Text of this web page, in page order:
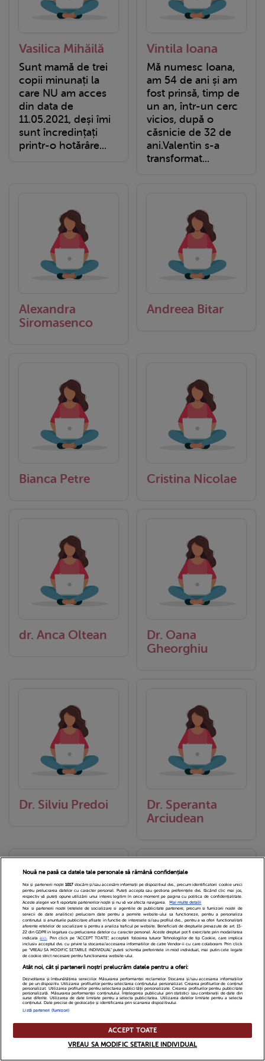
Vasilica Mihăilă
Sunt mamă de trei
copii minunați la
care NU am acces
din data de
11.05.2021, deși îmi
sunt încredințați
printr-o hotărâre...
Vintila Ioana
Mă numesc Ioana,
am 54 de ani și am
fost prinsă, timp de
un an, într-un cerc
vicios, după o
căsnicie de 32 de
ani.Valentin s-a
transformat...
Alexandra
Siromasenco
Andreea Bitar
Bianca Petre Cristina Nicolae
dr. Anca Oltean
Dr. Oana
Gheorghiu
Dr. Silviu Predoi
Dr. Speranta
Arciudean
Irina Burghelea Irina Ciobotaru
Nouă ne pasă ca datele tale personale să rămână confidențiale
Noi și partenerii noștri 1017stocăm și/sau accesăm informații pe dispozitivul dvs., precum identificatorii cookie unici
pentru prelucrarea datelor cu caracter personal. Puteți accepta sau gestiona preferințele dvs. făcând clic mai jos,
respectiv vă puteți opune utilizării unui interes legitim în orice moment pe pagina cu politica de confidențialitate.
Aceste alegeri vor fi raportate partenerilor noștri și nu vă vor afecta navigarea.
Mai multe detalii
Noi si partenerii nostri (retelele de socializare si agentiile de publicitate partenere, precum si furnizorii nostri de
servicii de date analitice) prelucram date pentru a permite website-ului sa functioneze, pentru a personaliza
continutul si anunturile publicitare afisate in functie de interesele si/sau profilul dvs., pentru a va oferi functionalitati
aferente retelelor de socializare si pentru a analiza traficul pe website. Beneficiati de drepturile prevazute de art. 15-
22 din GDPR in legatura cu prelucrarea datelor cu caracter personal. Aceste drepturi pot fi exercitate prin modalitatea
indicataaici. Prin click pe “ACCEPT TOATE”, acceptati folosirea tuturor Tehnologiilor de tip Cookie, care implica
inclusiv acceptul dvs. cu privire la stocarea/accesarea informatiilor de catre Vendor-ii cu care colaboram. Prin click
pe “VREAU SA MODIFIC SETARILE INDIVIDUAL” puteti schimba preferintele in mod individual, mai putin cele legate
de cookie strict necesare pentru functionarea website-ului.
Atât noi, cât și partenerii noștri prelucrăm datele pentru a oferi:
Dezvoltarea și îmbunătățirea serviciilor. Măsurarea performanței reclamelor. Stocarea și/sau accesarea informațiilor
de pe un dispozitiv. Utilizarea profilurilor pentru selectarea conținutului personalizat. Crearea profilurilor de conținut
personalizat. Utilizarea profilurilor pentru selectarea publicității personalizate. Crearea profilurilor pentru publicitate
personalizată. Măsurarea performanței conținutului. Înțelegerea publicului prin statistici sau combinații de date din
surse diferite. Utilizarea de date limitate pentru a selecta publicitatea. Utilizarea datelor limitate pentru a selecta
conținutul. Date precise de geolocație și identificarea prin scanarea dispozitivului.
Listă parteneri (furnizori)
ACCEPT TOATE
VREAU SA MODIFIC SETARILE INDIVIDUAL